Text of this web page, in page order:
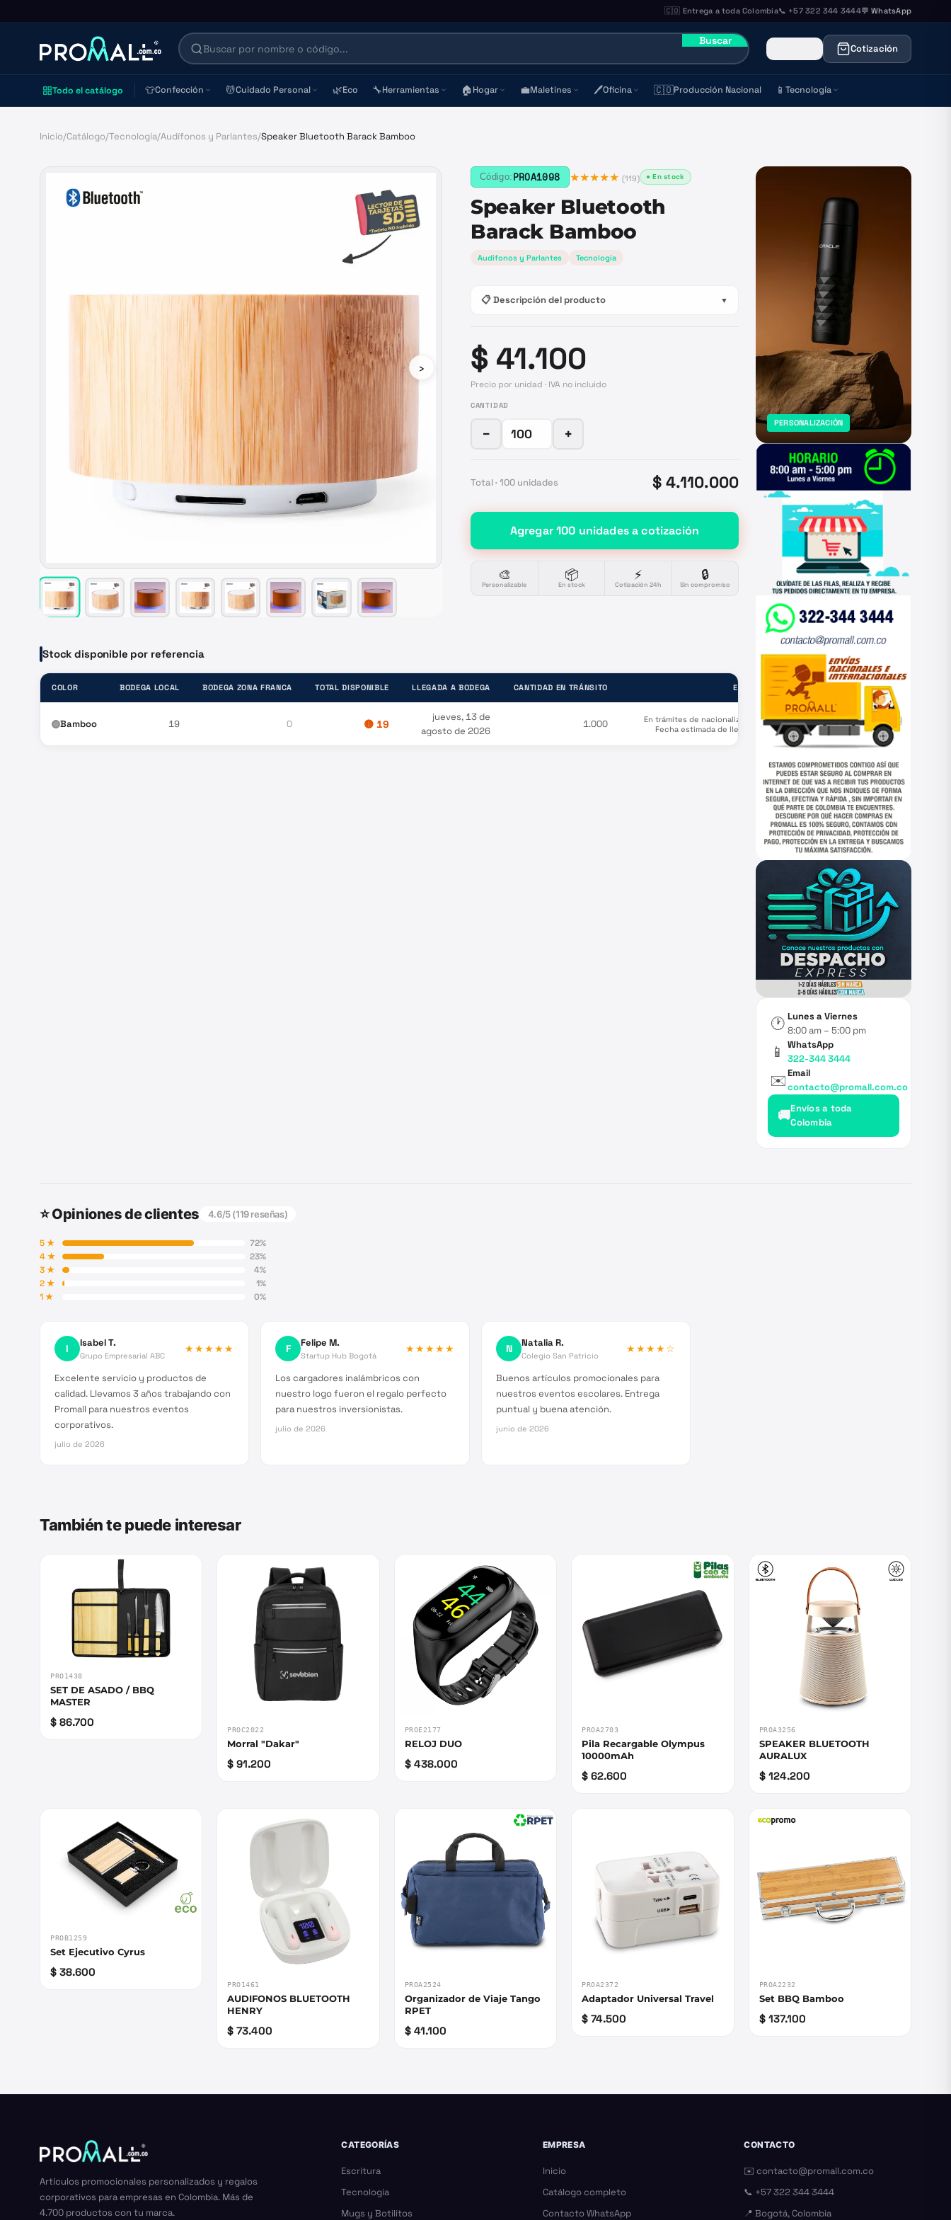
🇨🇴 Entrega a toda Colombia📞 +57 322 344 3444💬 WhatsApp
Buscar
Cotización
Todo el catálogo 👕Confección 💆Cuidado Personal 🌿Eco 🔧Herramientas 🏠Hogar 💼Maletines 🖊️Oficina 🇨🇴Producción Nacional 📱 Tecnología
Inicio/Catálogo/Tecnología/Audífonos y Parlantes/Speaker Bluetooth Barack Bamboo
›
Código: PROA1098 ★★★★★ (119) ● En stock
Speaker Bluetooth
Barack Bamboo
Audifonos y Parlantes Tecnología
📋 Descripción del producto ▼
$ 41.100
Precio por unidad · IVA no incluido
CANTIDAD
− +
Total · 100 unidades $ 4.110.000
Agregar100 unidadesa cotización
🎨
Personalizable
📦
En stock
⚡
Cotización 24h
🔒
Sin compromiso
Stock disponible por referencia
COLOR BODEGA LOCAL BODEGA ZONA FRANCA TOTAL DISPONIBLE LLEGADA A BODEGA CANTIDAD EN TRÁNSITO ESTADO
Bamboo 19 0 🟡 19
jueves, 13 de
agosto de 2026
1.000
En trámites de nacionalización.
Fecha estimada de llegada a
bodega Santa Lucía Agosto 11.
PERSONALIZACIÓN
🕐 Lunes a Viernes
8:00 am – 5:00 pm
📱
WhatsApp
322-344 3444
✉️Email
contacto@promall.com.co
🚚Envíos a toda
Colombia
⭐ Opiniones de clientes 4.6/5 (119reseñas)
5★ 72%
4★ 23%
3★ 4%
2★ 1%
1★ 0%
I Isabel T.
Grupo Empresarial ABC
★★★★★
Excelente servicio y productos de
calidad. Llevamos 3 años trabajando con
Promall para nuestros eventos
corporativos.
julio de 2026
F Felipe M.
Startup Hub Bogotá
★★★★★
Los cargadores inalámbricos con
nuestro logo fueron el regalo perfecto
para nuestros inversionistas.
julio de 2026
N Natalia R.
Colegio San Patricio
★★★★☆
Buenos artículos promocionales para
nuestros eventos escolares. Entrega
puntual y buena atención.
junio de 2026
También te puede interesar
PRO1438
SET DE ASADO / BBQ
MASTER
$ 86.700
PROC2022
Morral "Dakar"
$ 91.200
PROE2177
RELOJ DUO
$ 438.000
PROA2703
Pila Recargable Olympus
10000mAh
$ 62.600
PROA3256
SPEAKER BLUETOOTH
AURALUX
$ 124.200
PROB1259
Set Ejecutivo Cyrus
$ 38.600
PRO1461
AUDIFONOS BLUETOOTH
HENRY
$ 73.400
PROA2524
Organizador de Viaje Tango
RPET
$ 41.100
PROA2372
Adaptador Universal Travel
$ 74.500
PROA2232
Set BBQ Bamboo
$ 137.100
Artículos promocionales personalizados y regalos
corporativos para empresas en Colombia. Más de
4.700 productos con tu marca.
CATEGORÍAS
Escritura
Tecnología
Mugs y Botilitos
EMPRESA
Inicio
Catálogo completo
Contacto WhatsApp
CONTACTO
✉️contacto@promall.com.co
📞 +57 322 344 3444
📍 Bogotá, Colombia